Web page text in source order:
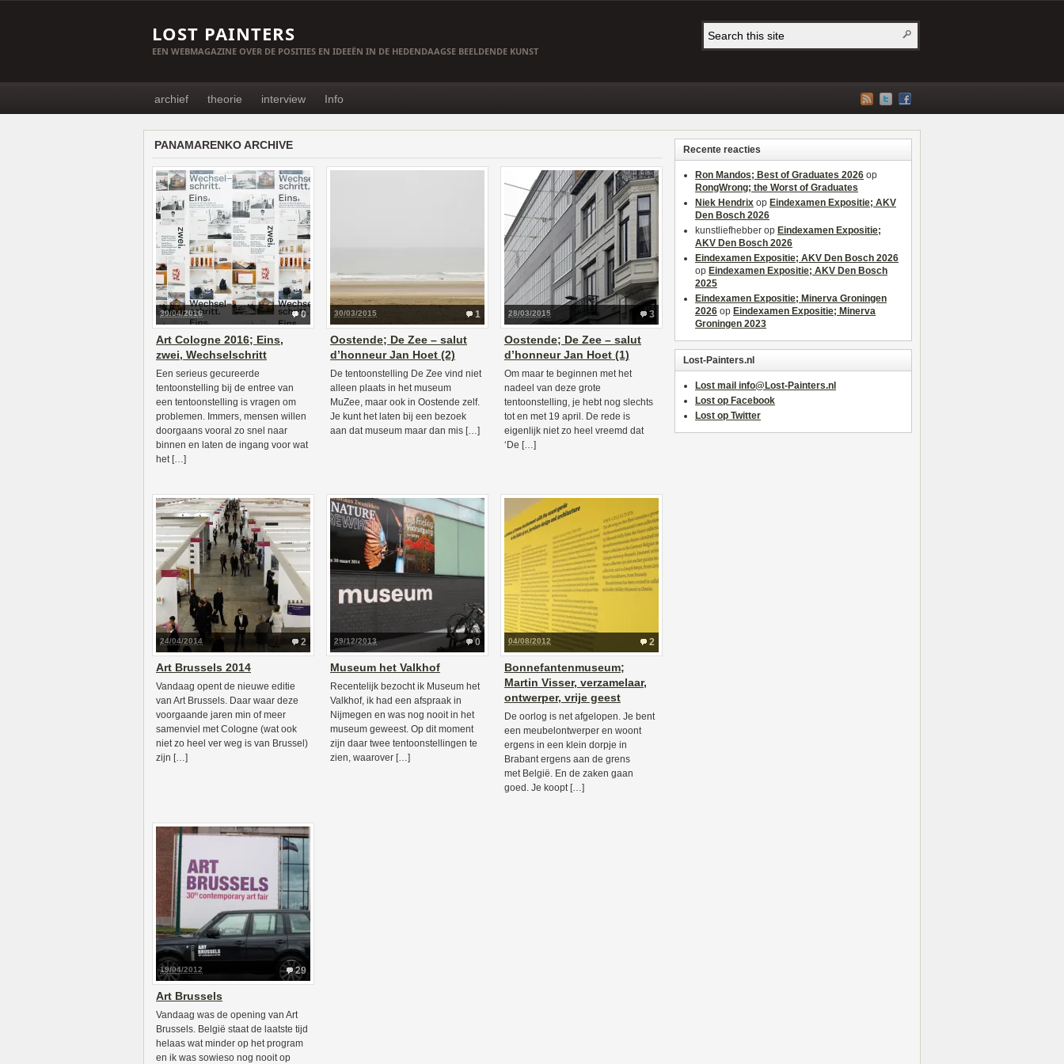
LOST PAINTERS
EEN WEBMAGAZINE OVER DE POSITIES EN IDEEËN IN DE HEDENDAAGSE BEELDENDE KUNST
archief theorie interview Info
PANAMARENKO ARCHIVE
0
30/04/2016
Art Cologne 2016; Eins,
zwei, Wechselschritt
Een serieus gecureerde
tentoonstelling bij de entree van
een tentoonstelling is vragen om
problemen. Immers, mensen willen
doorgaans vooral zo snel naar
binnen en laten de ingang voor wat
het […]
1
30/03/2015
Oostende; De Zee – salut
d’honneur Jan Hoet (2)
De tentoonstelling De Zee vind niet
alleen plaats in het museum
MuZee, maar ook in Oostende zelf.
Je kunt het laten bij een bezoek
aan dat museum maar dan mis […]
3
28/03/2015
Oostende; De Zee – salut
d’honneur Jan Hoet (1)
Om maar te beginnen met het
nadeel van deze grote
tentoonstelling, je hebt nog slechts
tot en met 19 april. De rede is
eigenlijk niet zo heel vreemd dat
‘De […]
2
24/04/2014
Art Brussels 2014
Vandaag opent de nieuwe editie
van Art Brussels. Daar waar deze
voorgaande jaren min of meer
samenviel met Cologne (wat ook
niet zo heel ver weg is van Brussel)
zijn […]
0
29/12/2013
Museum het Valkhof
Recentelijk bezocht ik Museum het
Valkhof, ik had een afspraak in
Nijmegen en was nog nooit in het
museum geweest. Op dit moment
zijn daar twee tentoonstellingen te
zien, waarover […]
2
04/08/2012
Bonnefantenmuseum;
Martin Visser, verzamelaar,
ontwerper, vrije geest
De oorlog is net afgelopen. Je bent
een meubelontwerper en woont
ergens in een klein dorpje in
Brabant ergens aan de grens
met België. En de zaken gaan
goed. Je koopt […]
29
19/04/2012
Art Brussels
Vandaag was de opening van Art
Brussels. België staat de laatste tijd
helaas wat minder op het program
en ik was sowieso nog nooit op
Recente reacties
Ron Mandos; Best of Graduates 2026 op
RongWrong; the Worst of Graduates
Niek Hendrix op Eindexamen Expositie; AKV
Den Bosch 2026
kunstliefhebber op Eindexamen Expositie;
AKV Den Bosch 2026
Eindexamen Expositie; AKV Den Bosch 2026
op Eindexamen Expositie; AKV Den Bosch
2025
Eindexamen Expositie; Minerva Groningen
2026 op Eindexamen Expositie; Minerva
Groningen 2023
Lost-Painters.nl
Lost mail info@Lost-Painters.nl
Lost op Facebook
Lost op Twitter